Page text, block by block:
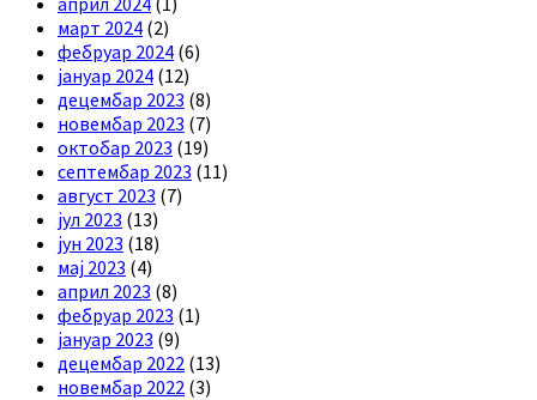
март 2024 (2)
фебруар 2024 (6)
јануар 2024 (12)
децембар 2023 (8)
новембар 2023 (7)
октобар 2023 (19)
септембар 2023 (11)
август 2023 (7)
јул 2023 (13)
јун 2023 (18)
мај 2023 (4)
април 2023 (8)
фебруар 2023 (1)
јануар 2023 (9)
децембар 2022 (13)
новембар 2022 (3)